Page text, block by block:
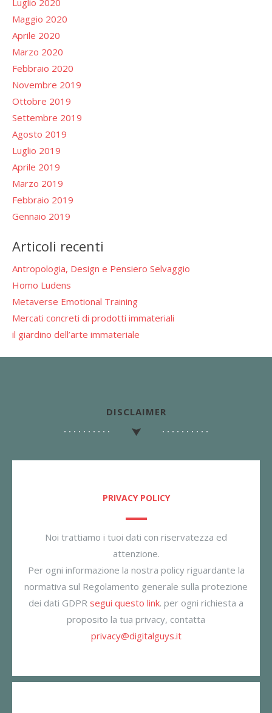
Maggio 2020
Aprile 2020
Marzo 2020
Febbraio 2020
Novembre 2019
Ottobre 2019
Settembre 2019
Agosto 2019
Luglio 2019
Aprile 2019
Marzo 2019
Febbraio 2019
Gennaio 2019
Articoli recenti
Antropologia, Design e Pensiero Selvaggio
Homo Ludens
Metaverse Emotional Training
Mercati concreti di prodotti immateriali
il giardino dell’arte immateriale
DISCLAIMER
PRIVACY POLICY
Noi trattiamo i tuoi dati con riservatezza ed
attenzione.
Per ogni informazione la nostra policy riguardante la
normativa sul Regolamento generale sulla protezione
dei dati GDPR segui questo link. per ogni richiesta a
proposito la tua privacy, contatta
privacy@digitalguys.it